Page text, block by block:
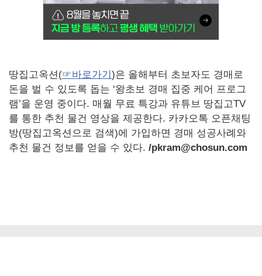
땅집고옥션(☞바로가기)은 올해부터 초보자도 경매로
돈을 벌 수 있도록 돕는 ‘왕초보 경매 집중 케어 프로그
램’을 운영 중이다. 매월 무료 특강과 유튜브 땅집고TV
를 통한 추천 물건 영상을 제공한다. 카카오톡 오픈채팅
방(땅집고옥션으로 검색)에 가입하면 경매 성공사례와
추천 물건 정보를 얻을 수 있다. /pkram@chosun.com